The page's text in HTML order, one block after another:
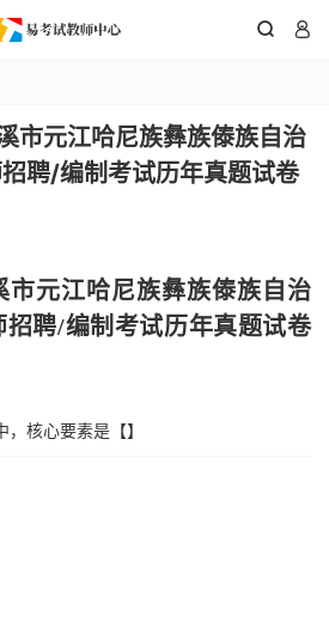
 
市元江哈尼族彝族傣族自治
聘/编制考试历年真题试卷
市元江哈尼族彝族傣族自治
招聘/编制考试历年真题试卷
核心要素是【】